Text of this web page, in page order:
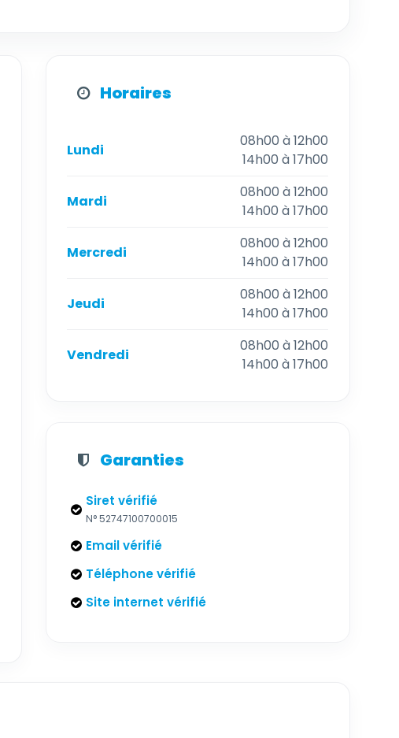
Horaires
Lundi
08h00 à 12h00
14h00 à 17h00
Mardi
08h00 à 12h00
14h00 à 17h00
Mercredi
08h00 à 12h00
14h00 à 17h00
Jeudi
08h00 à 12h00
14h00 à 17h00
Vendredi
08h00 à 12h00
14h00 à 17h00
Garanties
Siret vérifié
N° 52747100700015
Email vérifié
Téléphone vérifié
Site internet vérifié